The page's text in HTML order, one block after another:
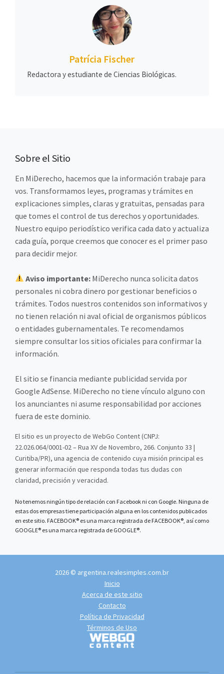
Patrícia Fischer
Redactora y estudiante de Ciencias Biológicas.
Sobre el Sitio
En MiDerecho, hacemos que la información trabaje para
vos. Transformamos leyes, programas y trámites en
explicaciones simples, claras y gratuitas, pensadas para
que tomes el control de tus derechos y oportunidades.
Nuestro equipo periodístico verifica cada dato y actualiza
cada guía, porque creemos que conocer es el primer paso
para decidir mejor.
Aviso importante: MiDerecho nunca solicita datos
personales ni cobra dinero por gestionar beneficios o
trámites. Todos nuestros contenidos son informativos y
no tienen relación ni aval oficial de organismos públicos
o entidades gubernamentales. Te recomendamos
siempre consultar los sitios oficiales para confirmar la
información.
El sitio se financia mediante publicidad servida por
Google AdSense. MiDerecho no tiene vínculo alguno con
los anunciantes ni asume responsabilidad por acciones
fuera de este dominio.
El sitio es un proyecto de WebGo Content (CNPJ:
22.026.064/0001-02 – Rua XV de Novembro, 266. Conjunto 33 |
Curitiba/PR), una agencia de contenido cuya misión principal es
generar información que responda todas tus dudas con
claridad, precisión y veracidad.
No tenemos ningún tipo de relación con Facebook ni con Google. Ninguna de
estas dos empresas tiene participación alguna en los contenidos publicados
en este sitio. FACEBOOK® es una marca registrada de FACEBOOK®, así como
GOOGLE® es una marca registrada de GOOGLE®.
2026 © argentina.realesimples.com.br
Inicio
Acerca de este sitio
Contacto
Política de Privacidad
Términos de Uso